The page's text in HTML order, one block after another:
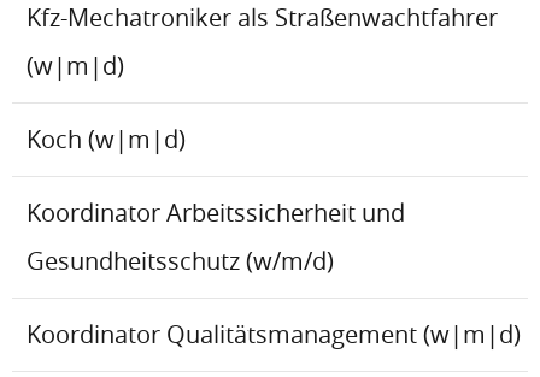
Kfz-Mechatroniker als Straßenwachtfahrer
(w|m|d)
Koch (w|m|d)
Koordinator Arbeitssicherheit und
Gesundheitsschutz (w/m/d)
Koordinator Qualitätsmanagement (w|m|d)